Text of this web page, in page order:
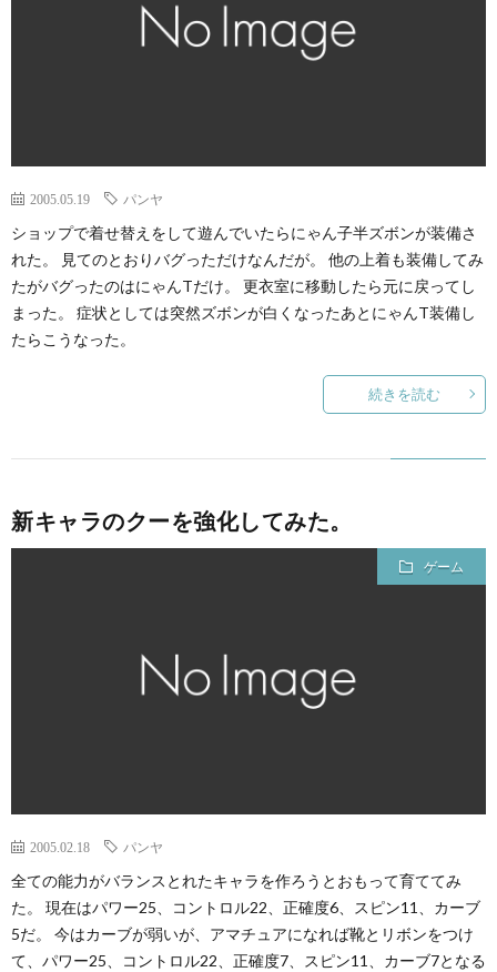
2005.05.19 パンヤ
ショップで着せ替えをして遊んでいたらにゃん子半ズボンが装備さ
れた。 見てのとおりバグっただけなんだが。 他の上着も装備してみ
たがバグったのはにゃんTだけ。 更衣室に移動したら元に戻ってし
まった。 症状としては突然ズボンが白くなったあとにゃんT装備し
たらこうなった。
続きを読む
新キャラのクーを強化してみた。
ゲーム
2005.02.18 パンヤ
全ての能力がバランスとれたキャラを作ろうとおもって育ててみ
た。 現在はパワー25、コントロル22、正確度6、スピン11、カーブ
5だ。 今はカーブが弱いが、アマチュアになれば靴とリボンをつけ
て、パワー25、コントロル22、正確度7、スピン11、カーブ7となる